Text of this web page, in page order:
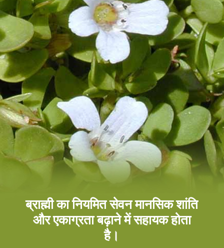
ब्राह्मी का नियमित सेवन मानसिक शांति
और एकाग्रता बढ़ाने में सहायक होता
है।